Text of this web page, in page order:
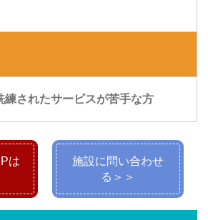
練されたサービスが苦手な方
は
施設に問い合わせ
る＞＞